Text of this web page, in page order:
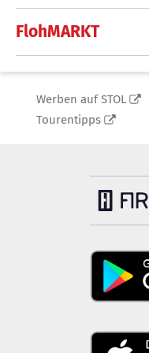
FlohMARKT
Werben auf STOL
Tourentipps